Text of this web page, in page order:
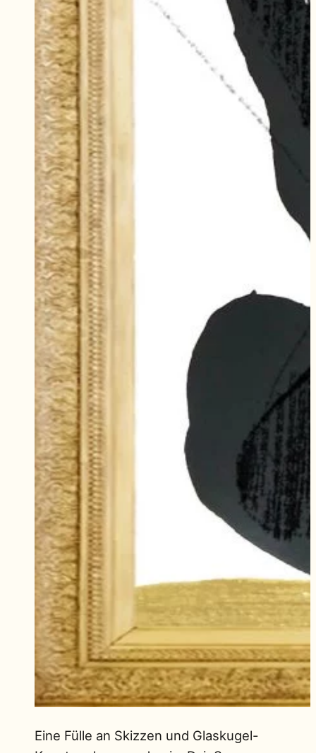
Eine Fülle an Skizzen und Glaskugel-